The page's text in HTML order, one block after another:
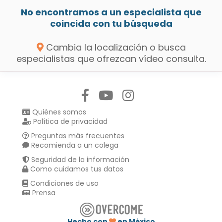
No encontramos a un especialista que
coincida con tu búsqueda
Cambia la localización o busca
especialistas que ofrezcan vídeo consulta.
Quiénes somos
Política de privacidad
Preguntas más frecuentes
Recomienda a un colega
Seguridad de la información
Como cuidamos tus datos
Condiciones de uso
Prensa